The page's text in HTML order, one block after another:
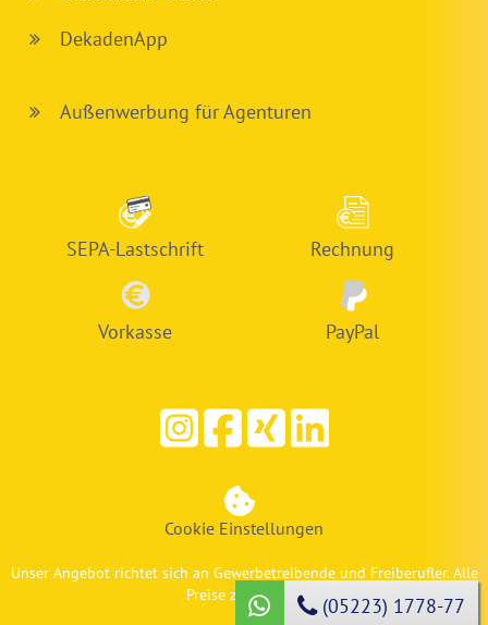
DekadenApp
Außenwerbung für Agenturen
SEPA-Lastschrift Rechnung
Vorkasse PayPal
Cookie Einstellungen
Unser Angebot richtet sich an Gewerbetreibende und Freiberufler. Alle
Preise zzgl. MwSt.
(05223) 1778-77